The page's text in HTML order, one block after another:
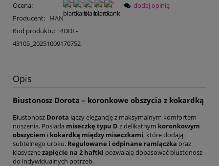
Ocena:
Producent:
HAN
Kod produktu: 4DDE-
43105_20251009170752
dodaj opinię
Opis
Biustonosz Dorota – koronkowe obszycia z kokardką
Biustonosz Dorota łączy elegancję z maksymalnym komfortem
noszenia. Posiada miseczkę typu D z delikatnym koronkowym
obszyciem i kokardką między miseczkami, które dodają
subtelnego uroku. Regulowane i odpinane ramiączka oraz
klasycznezapięcie na 2 haftki pozwalają dopasować biustonosz
do indywidualnych potrzeb.